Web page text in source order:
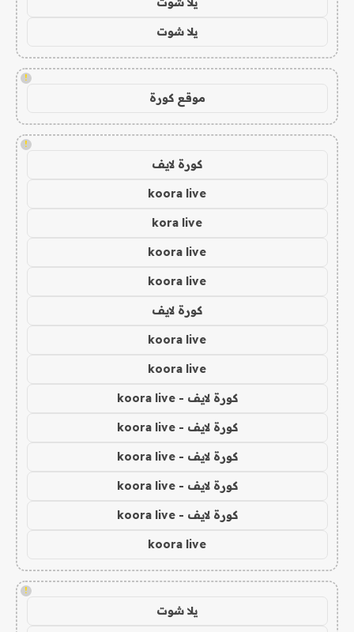
يلا شوت
!
موقع كورة
!
كورة لايف
koora live
kora live
koora live
koora live
كورة لايف
koora live
koora live
كورة لايف - koora live
كورة لايف - koora live
كورة لايف - koora live
كورة لايف - koora live
كورة لايف - koora live
koora live
!
يلا شوت